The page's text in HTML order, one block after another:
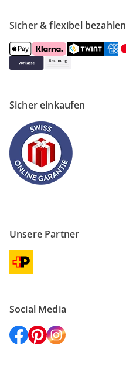
Sicher & flexibel bezahlen
Sicher einkaufen
Unsere Partner
Social Media